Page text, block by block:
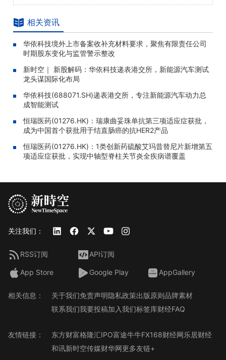
相关资讯
华依科技境外上市备案收补充材料要求，聚焦有限责任公司
时期股东变化与监管警示整改
新时空｜ 新股解码：华依科技递表港交所，新能源汽车测试
龙头谋国际化布局
华依科技(688071.SH)递表港交所，专注新能源汽车动力总
成智能测试
恒瑞医药(01276.HK)：瑞康曲妥珠单抗第三项适应症获批，
成为中国首个获批用于结直肠癌的抗HER2产品
恒瑞医药(01276.HK)：1类创新药硫酸艾玛昔替尼片新增第五
项适应症获批，实现中轴型脊柱关节炎全疾病谱覆盖
关注我们：
RSS订阅 API订阅
App Store Google Play AppGallery
相关信息： 关于我们免责声明隐私政策出版原则品牌素材
联系我们我要投稿加入我们标签库财经FAQ
友情链接： 东方财富格隆汇IPO富途牛牛FX168财经网乐居财经
和讯新时空传媒财华网更多友链+